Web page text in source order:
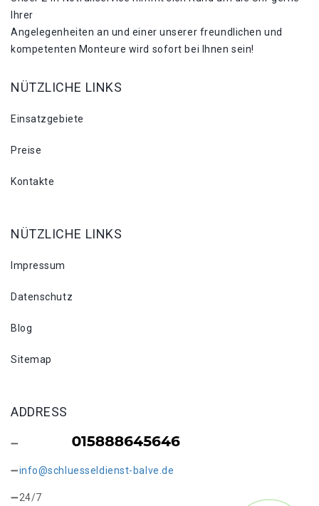
Ihrer
Angelegenheiten an und einer unserer freundlichen und
kompetenten Monteure wird sofort bei Ihnen sein!
NÜTZLICHE LINKS
Einsatzgebiete
Preise
Kontakte
NÜTZLICHE LINKS
Impressum
Datenschutz
Blog
Sitemap
ADDRESS
info@schluesseldienst-balve.de
24/7